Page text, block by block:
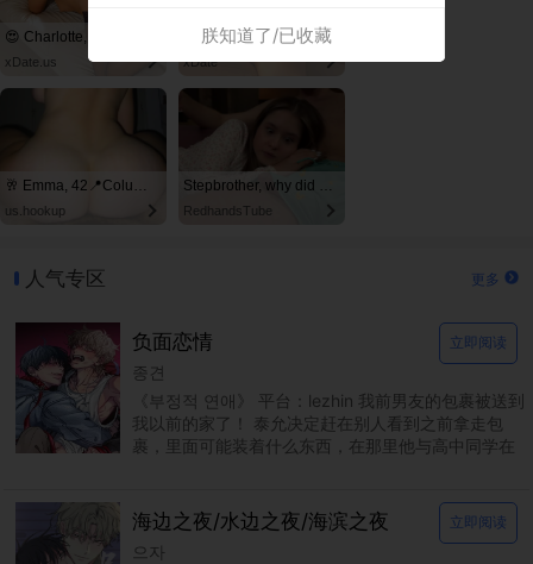
xDate.us
🧡 Lena, 31📍Columbus
xDate
us.hookup RedhandsTube
人气专区 更多
负面恋情
종견
《부정적 연애》 平台：lezhin 我前男友的包裹被送到
我以前的家了！ 泰允决定赶在别人看到之前拿走包
裹，里面可能装着什么东西，在那里他与高中同学在
立即阅读
海边之夜/水边之夜/海滨之夜
으자
立即阅读
朕知道了/已收藏